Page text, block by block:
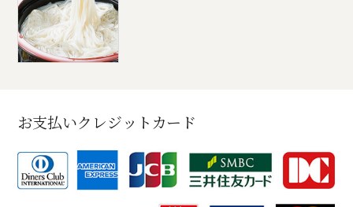
お支払いクレジットカード